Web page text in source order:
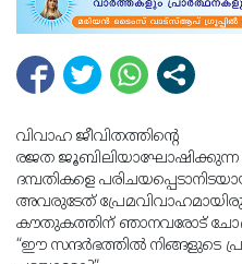
വിവാഹ ജീവിതത്തിൻ്റെ
രജത ജൂബിലിയാഘോഷിക്കുന്ന
ദമ്പതികളെ
അവരുടേത്
കൗതുകത്തിന് ഞാനവരോട്
“ഈ സന്ദർഭത്തിൽ നിങ്ങളുടെ